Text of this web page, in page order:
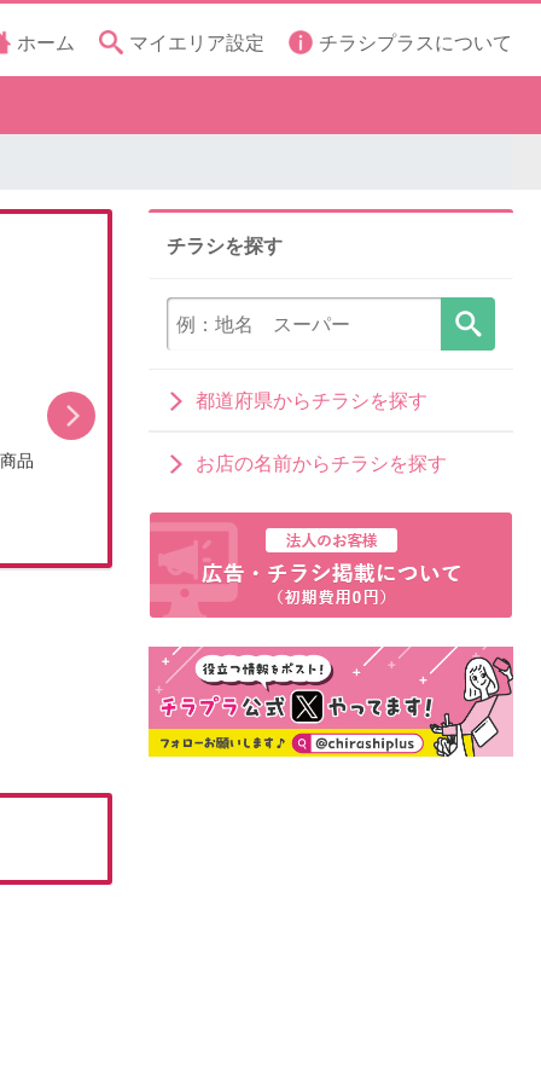
ホーム マイエリア設定 チラシプラスについて
品 今月のお買い得品(WEBチラシ)
チラシを探す
都道府県からチラシを探す
お店の名前からチラシを探す